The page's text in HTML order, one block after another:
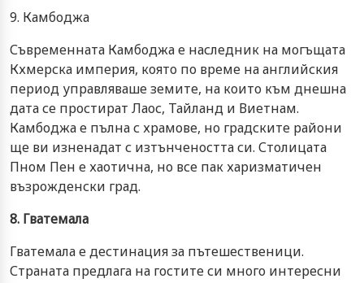
9. Камбоджа
Съвременната Камбоджа е наследник на могъщата
Кхмерска империя, която по време на английския
период управляваше земите, на които към днешна
дата се простират Лаос, Тайланд и Виетнам.
Камбоджа е пълна с храмове, но градските райони
ще ви изненадат с изтънчеността си. Столицата
Пном Пен е хаотична, но все пак харизматичен
възрожденски град.
8. Гватемала
Гватемала е дестинация за пътешественици.
Страната предлага на гостите си много интересни